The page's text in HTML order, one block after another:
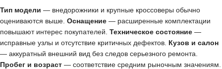
Тип модели — внедорожники и крупные кроссоверы обычно
оцениваются выше. Оснащение — расширенные комплектации
повышают интерес покупателей. Техническое состояние —
исправные узлы и отсутствие критичных дефектов. Кузов и салон
— аккуратный внешний вид без следов серьезного ремонта.
Пробег и возраст — соответствие средним рыночным значениям.